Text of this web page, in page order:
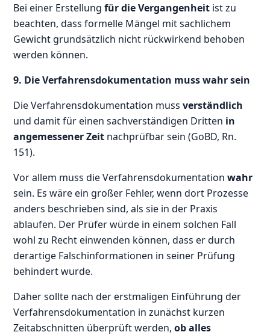
Bei einer Erstellungfür die Vergangenheit ist zu
beachten, dass formelle Mängel mit sachlichem
Gewicht grundsätzlich nicht rückwirkend behoben
werden können.
9. Die Verfahrensdokumentation muss wahr sein
Die Verfahrensdokumentation mussverständlich
und damit für einen sachverständigen Dritten in
angemessener Zeit nachprüfbar sein (GoBD, Rn.
151).
Vor allem muss die Verfahrensdokumentationwahr
sein. Es wäre ein großer Fehler, wenn dort Prozesse
anders beschrieben sind, als sie in der Praxis
ablaufen. Der Prüfer würde in einem solchen Fall
wohl zu Recht einwenden können, dass er durch
derartige Falschinformationen in seiner Prüfung
behindert wurde.
Daher sollte nach der erstmaligen Einführung der
Verfahrensdokumentation in zunächst kurzen
Zeitabschnitten überprüft werden,ob alles